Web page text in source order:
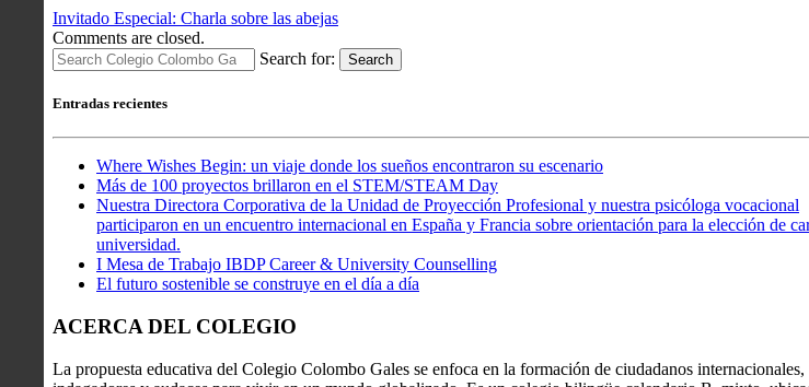
Invitado Especial: Charla sobre las abejas
Comments are closed.
Search for:
Search
Entradas recientes
Where Wishes Begin: un viaje donde los sueños encontraron su escenario
Más de 100 proyectos brillaron en el STEM/STEAM Day
Nuestra Directora Corporativa de la Unidad de Proyección Profesional y nuestra psicóloga vocacional
participaron en un encuentro internacional en España y Francia sobre orientación para la elección de
universidad.
I Mesa de Trabajo IBDP Career & University Counselling
El futuro sostenible se construye en el día a día
ACERCA DEL COLEGIO
La propuesta educativa del Colegio Colombo Gales se enfoca en la formación de ciudadanos internacionales,